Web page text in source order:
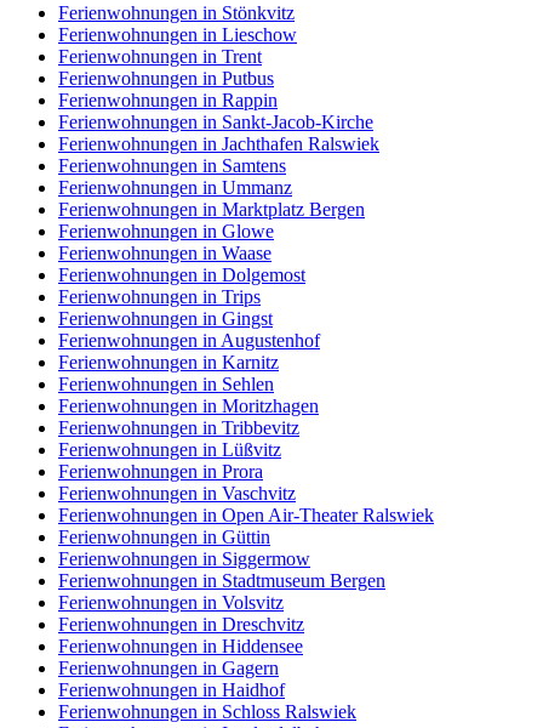
Ferienwohnungen in Stönkvitz
Ferienwohnungen in Lieschow
Ferienwohnungen in Trent
Ferienwohnungen in Putbus
Ferienwohnungen in Rappin
Ferienwohnungen in Sankt-Jacob-Kirche
Ferienwohnungen in Jachthafen Ralswiek
Ferienwohnungen in Samtens
Ferienwohnungen in Ummanz
Ferienwohnungen in Marktplatz Bergen
Ferienwohnungen in Glowe
Ferienwohnungen in Waase
Ferienwohnungen in Dolgemost
Ferienwohnungen in Trips
Ferienwohnungen in Gingst
Ferienwohnungen in Augustenhof
Ferienwohnungen in Karnitz
Ferienwohnungen in Sehlen
Ferienwohnungen in Moritzhagen
Ferienwohnungen in Tribbevitz
Ferienwohnungen in Lüßvitz
Ferienwohnungen in Prora
Ferienwohnungen in Vaschvitz
Ferienwohnungen in Open Air-Theater Ralswiek
Ferienwohnungen in Güttin
Ferienwohnungen in Siggermow
Ferienwohnungen in Stadtmuseum Bergen
Ferienwohnungen in Volsvitz
Ferienwohnungen in Dreschvitz
Ferienwohnungen in Hiddensee
Ferienwohnungen in Gagern
Ferienwohnungen in Haidhof
Ferienwohnungen in Schloss Ralswiek